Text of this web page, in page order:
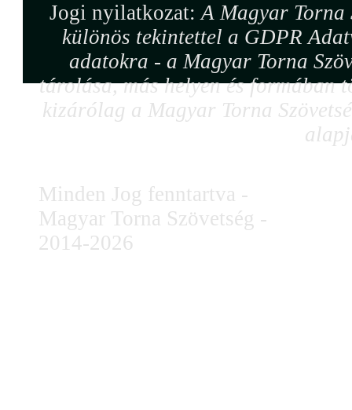
Jogi nyilatkozat:A Magyar Torna
különös tekintettel a GDPR
adatokra - a Magyar Torna
tárolása, más helyen és formában
kizárólag a Magyar Torna
Minden Jog fenntartva -
Magyar Torna Szövetség -
2014-2026